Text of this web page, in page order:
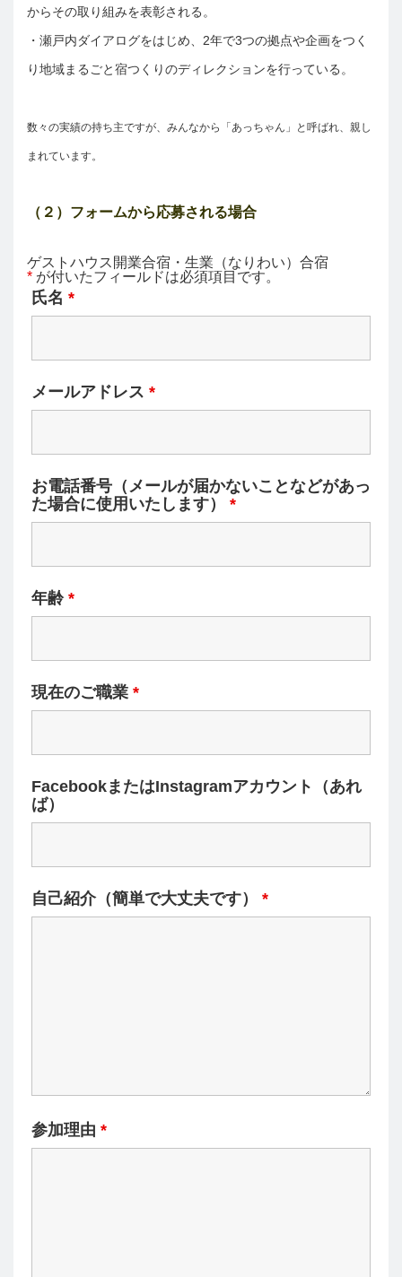
からその取り組みを表彰される。
・瀬戸内ダイアログをはじめ、2年で3つの拠点や企画をつく
り地域まるごと宿つくりのディレクションを行っている。
数々の実績の持ち主ですが、みんなから「あっちゃん」と呼ばれ、親し
まれています。
（２）フォームから応募される場合
ゲストハウス開業合宿・生業（なりわい）合宿
* が付いたフィールドは必須項目です。
氏名 *
メールアドレス *
お電話番号（メールが届かないことなどがあっ
た場合に使用いたします） *
年齢 *
現在のご職業 *
FacebookまたはInstagramアカウント（あれ
ば）
自己紹介（簡単で大丈夫です） *
参加理由 *